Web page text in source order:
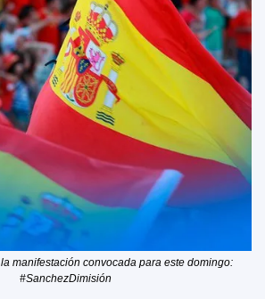
manifestación convocada para este domingo:
#SanchezDimisión